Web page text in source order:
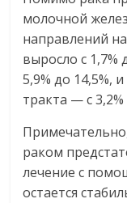
молочной
направлений
выросло с
5,9% до 14,5%,
тракта — с 3,2%
раком
лечение с
остается